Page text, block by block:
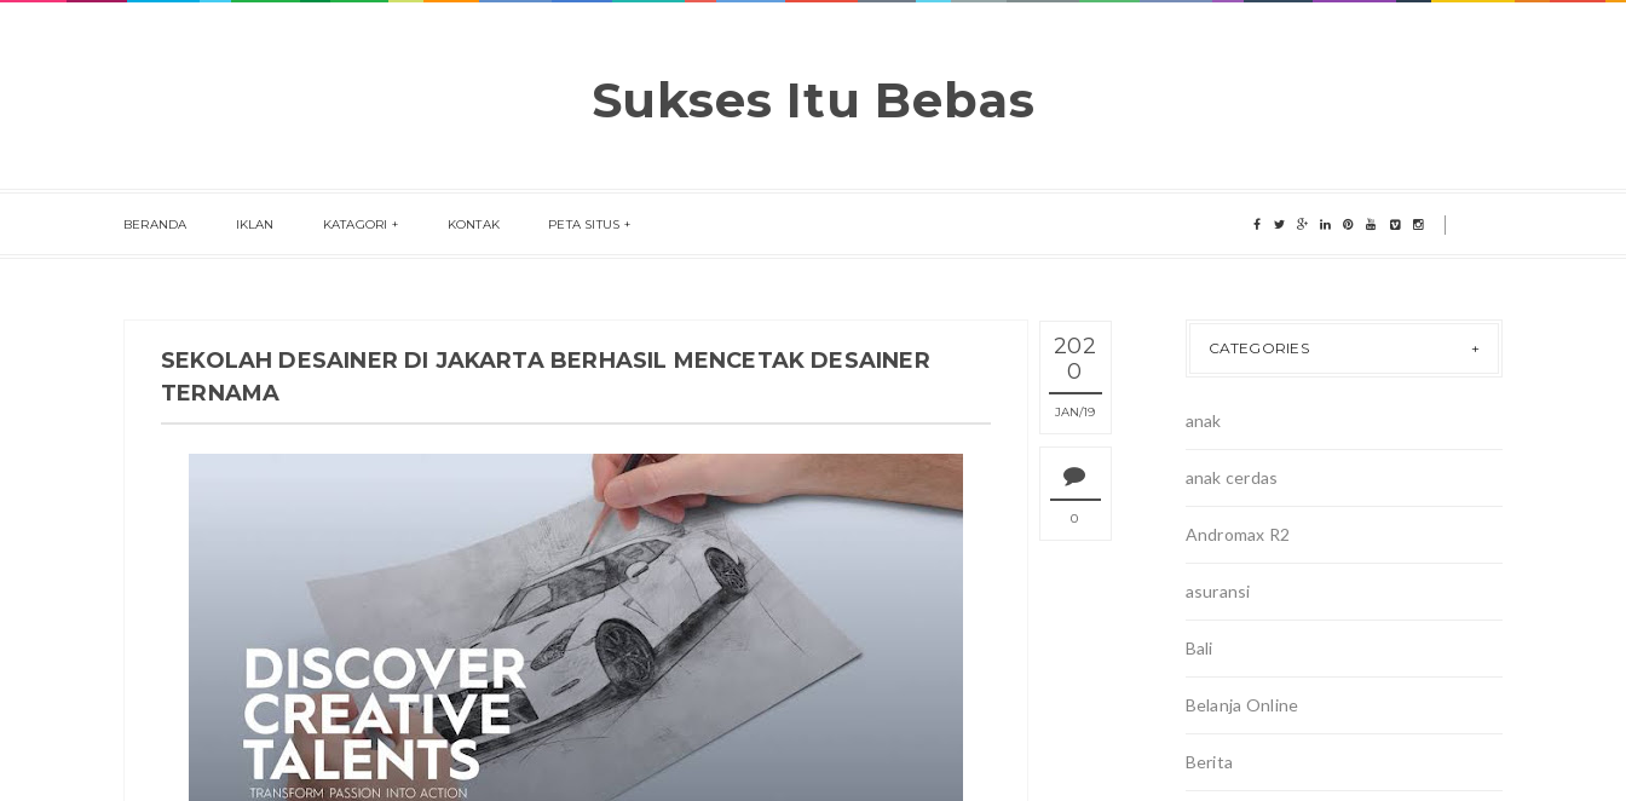
Sukses Itu Bebas
BERANDA IKLAN KATAGORI KONTAK PETA SITUS
202
0
JAN 19
0
SEKOLAH DESAINER DI JAKARTA BERHASIL MENCETAK DESAINER
TERNAMA
CATEGORIES
anak
anak cerdas
Andromax R2
asuransi
Bali
Belanja Online
Berita